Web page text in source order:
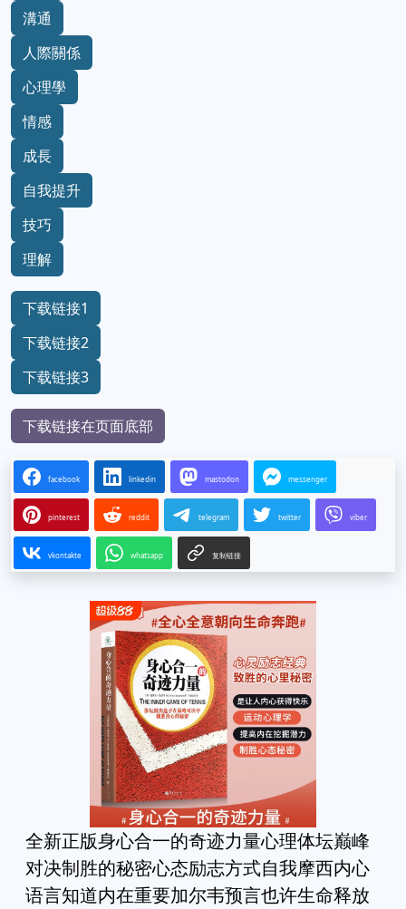
溝通
人際關係
心理學
情感
成長
自我提升
技巧
理解
下载链接1
下载链接2
下载链接3
下载链接在页面底部
facebook linkedin mastodon messenger
pinterest reddit telegram twitter viber
vkontakte whatsapp 复制链接
全新正版身心合一的奇迹力量心理体坛巅峰
对决制胜的秘密心态励志方式自我摩西内心
语言知道内在重要加尔韦预言也许生命释放